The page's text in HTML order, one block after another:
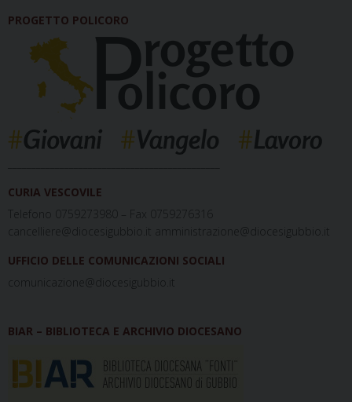
PROGETTO POLICORO
CURIA VESCOVILE
Telefono 0759273980 – Fax 0759276316
cancelliere@diocesigubbio.it amministrazione@diocesigubbio.it
UFFICIO DELLE COMUNICAZIONI SOCIALI
comunicazione@diocesigubbio.it
BIAR – BIBLIOTECA E ARCHIVIO DIOCESANO